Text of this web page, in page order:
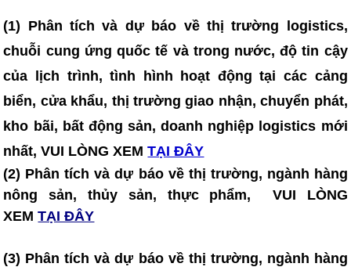
(1) Phân tích và dự báo về thị trường logistics,
chuỗi cung ứng quốc tế và trong nước, độ tin cậy
của lịch trình, tình hình hoạt động tại các cảng
biển, cửa khẩu, thị trường giao nhận, chuyển phát,
kho bãi, bất động sản, doanh nghiệp logistics mới
nhất, VUI LÒNG XEM TẠI ĐÂY
(2) Phân tích và dự báo về thị trường, ngành hàng
nông sản, thủy sản, thực phẩm, VUI LÒNG
XEMTẠI ĐÂY
(3) Phân tích và dự báo về thị trường, ngành hàng